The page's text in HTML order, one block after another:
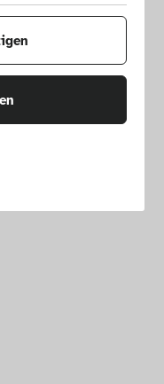
wir durch
The Design Museum.